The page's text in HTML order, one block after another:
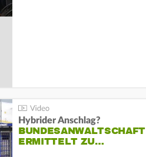
Hybrider Anschlag?
BUNDESANWALTSCHAFT
ERMITTELT ZU…